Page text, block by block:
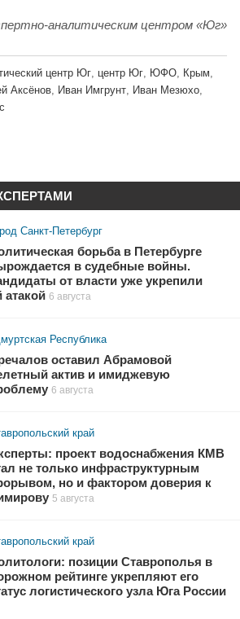
аналитическим центром «Юг»
центр Юг, центр Юг, ЮФО, Крым,
Аксёнов, Иван Имгрунт, Иван Мезюхо,
Санкт-Петербург
борьба в Петербурге
в судебные войны.
от власти уже укрепили
6 августа
Республика
оставил Абрамовой
актив и имиджевую
6 августа
край
проект водоснабжения КМВ
не только инфраструктурным
но и фактором доверия к
5 августа
край
позиции Ставрополья в
рейтинге укрепляют его
логистического узла Юга России